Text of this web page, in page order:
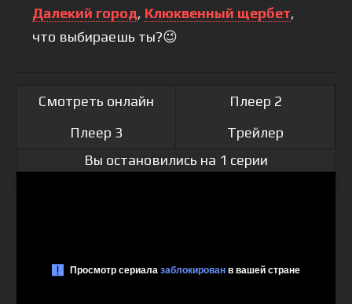
Далекий город, Клюквенный щербет,
что выбираешь ты?😉
Смотреть онлайн
Плеер 2
Плеер 3
Трейлер
Вы остановились на 1 серии